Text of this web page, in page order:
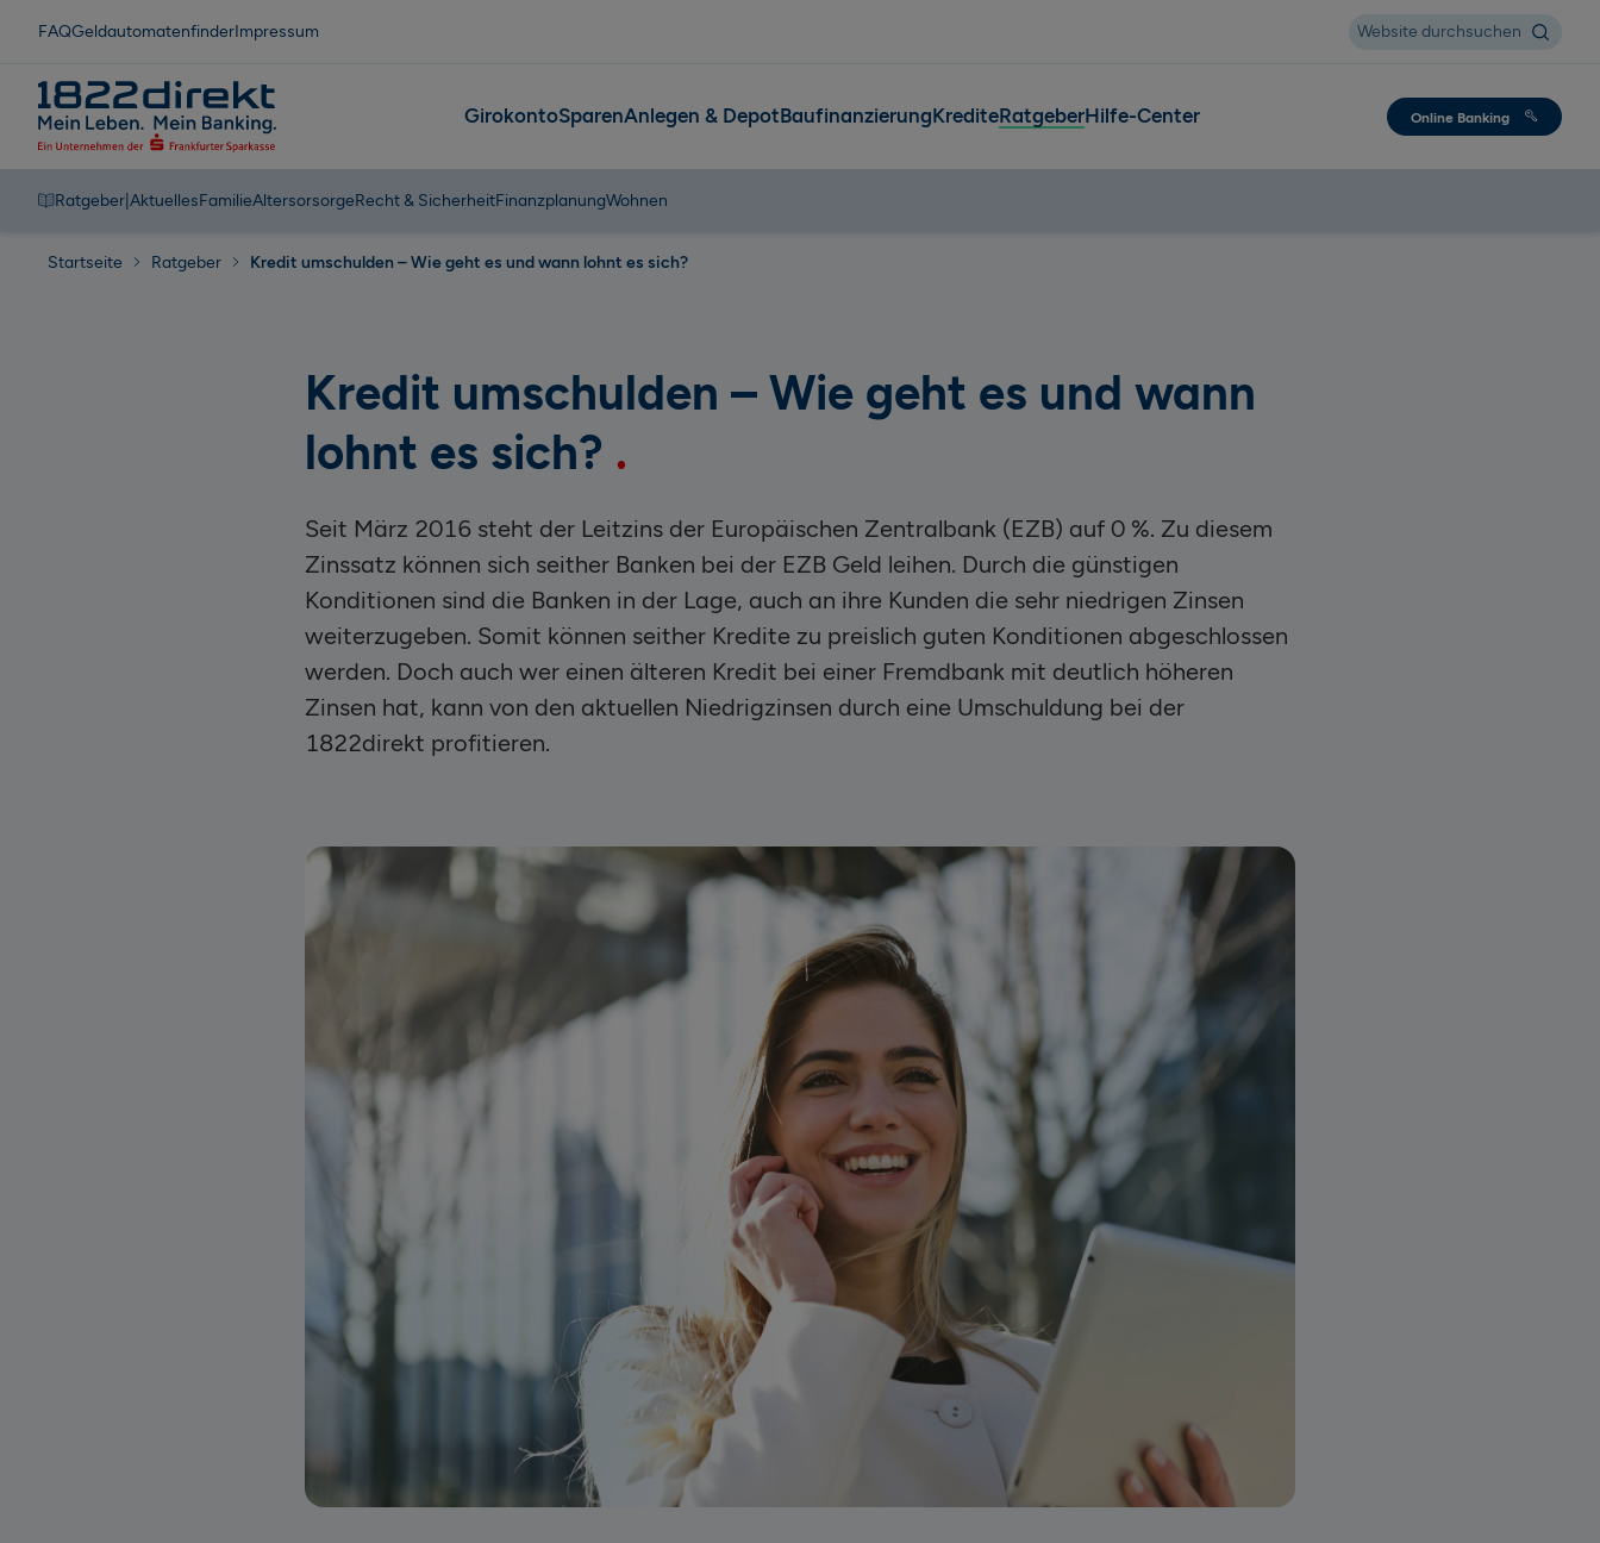
FAQGeldautomatenfinderImpressum Website durchsuchen
GirokontoSparenAnlegen & DepotBaufinanzierungKrediteRatgeberHilfe-Center Online Banking
Ratgeber AktuellesFamilieAltersorsorgeRecht & SicherheitFinanzplanungWohnen
Startseite Ratgeber Kredit umschulden – Wie geht es und wann lohnt es sich?
Kredit umschulden – Wie geht es und wann
lohnt es sich?
Seit März 2016 steht der Leitzins der Europäischen Zentralbank (EZB) auf 0 %. Zu diesem
Zinssatz können sich seither Banken bei der EZB Geld leihen. Durch die günstigen
Konditionen sind die Banken in der Lage, auch an ihre Kunden die sehr niedrigen Zinsen
weiterzugeben. Somit können seither Kredite zu preislich guten Konditionen abgeschlossen
werden. Doch auch wer einen älteren Kredit bei einer Fremdbank mit deutlich höheren
Zinsen hat, kann von den aktuellen Niedrigzinsen durch eine Umschuldung bei der
1822direkt profitieren.